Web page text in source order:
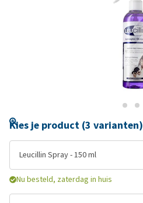
Kies je product (3 varianten)
Leucillin Spray - 150 ml
Nu besteld, zaterdag in huis